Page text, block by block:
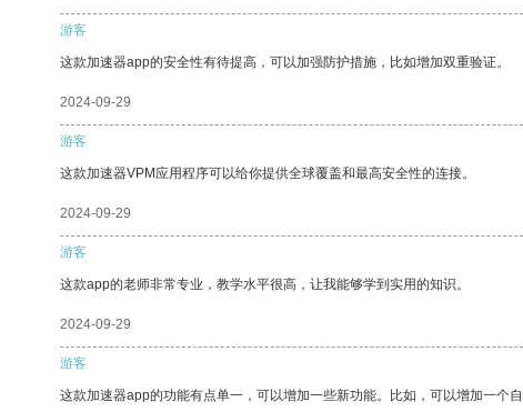
游客
这款加速器app的安全性有待提高，可以加强防护措施，比如增加双重验证。
2024-09-29
游客
这款加速器VPM应用程序可以给你提供全球覆盖和最高安全性的连接。
2024-09-29
游客
这款app的老师非常专业，教学水平很高，让我能够学到实用的知识。
2024-09-29
游客
这款加速器app的功能有点单一，可以增加一些新功能。比如，可以增加一个